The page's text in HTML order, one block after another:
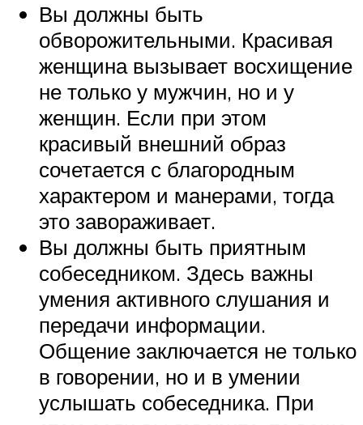
Вы должны быть
обворожительными. Красивая
женщина вызывает восхищение
не только у мужчин, но и у
женщин. Если при этом
красивый внешний образ
сочетается с благородным
характером и манерами, тогда
это завораживает.
Вы должны быть приятным
собеседником. Здесь важны
умения активного слушания и
передачи информации.
Общение заключается не только
в говорении, но и в умении
услышать собеседника. При